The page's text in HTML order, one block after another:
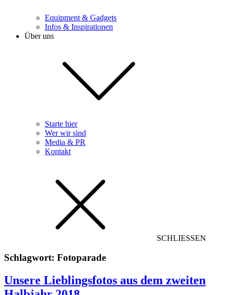
Equipment & Gadgets
Infos & Inspirationen
Über uns
Starte hier
Wer wir sind
Media & PR
Kontakt
SCHLIESSEN
Schlagwort: Fotoparade
Unsere Lieblingsfotos aus dem zweiten